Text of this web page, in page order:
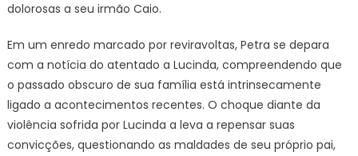
dolorosas a seu irmão Caio.
Em um enredo marcado por reviravoltas, Petra se depara
com a notícia do atentado a Lucinda, compreendendo que
o passado obscuro de sua família está intrinsecamente
ligado a acontecimentos recentes. O choque diante da
violência sofrida por Lucinda a leva a repensar suas
convicções, questionando as maldades de seu próprio pai,